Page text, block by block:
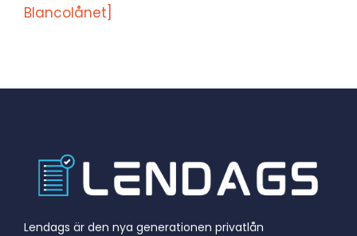
Blancolånet]
Lendags är den nya generationen privatlån